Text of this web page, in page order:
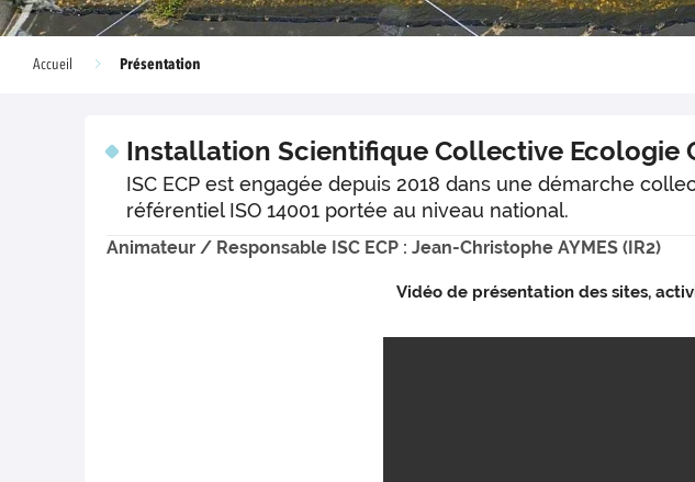
Accueil Présentation
Installation Scientifique Collective Ecologie
ISC ECP est engagée depuis 2018 dans une démarche
référentiel ISO 14001 portée au niveau national.
Animateur / Responsable ISC ECP : Jean-Christophe AYMES (IR2)
Vidéo de présentation des sites,